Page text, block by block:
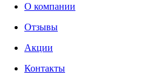
О компании
Отзывы
Акции
Контакты